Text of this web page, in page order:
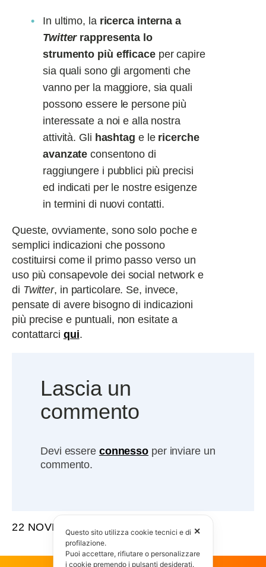
In ultimo, la ricerca interna a
Twitterrappresenta lo
strumento più efficaceper capire
sia quali sono gli argomenti che
vanno per la maggiore, sia quali
possono essere le persone più
interessate a noi e alla nostra
attività. Gli hashtag e le ricerche
avanzate consentono di
raggiungere i pubblici più precisi
ed indicati per le nostre esigenze
in termini di nuovi contatti.
Queste, ovviamente, sono solo poche e
semplici indicazioni che possono
costituirsi come il primo passo verso un
uso più consapevole dei social network e
di Twitter, in particolare. Se, invece,
pensate di avere bisogno di indicazioni
più precise e puntuali, non esitate a
contattarci qui.
Lascia un
commento
Devi essere connesso per inviare un
commento.
22 NOVEMBRE 2013 ✕
Questo sito utilizza cookie tecnici e di
profilazione.
Puoi accettare, rifiutare o personalizzare
i cookie premendo i pulsanti desiderati.